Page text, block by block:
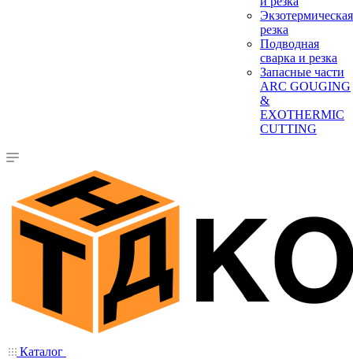
Экзотермическая
резка
Подводная
сварка и резка
Запасные части
ARC GOUGING
&
EXOTHERMIC
CUTTING
Каталог